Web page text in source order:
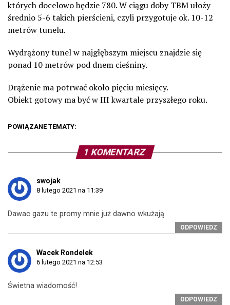
których docelowo będzie 780. W ciągu doby TBM ułoży
średnio 5-6 takich pierścieni, czyli przygotuje ok. 10-12
metrów tunelu.
Wydrążony tunel w najgłębszym miejscu znajdzie się
ponad 10 metrów pod dnem cieśniny.
Drążenie ma potrwać około pięciu miesięcy.
Obiekt gotowy ma być w III kwartale przyszłego roku.
POWIĄZANE TEMATY:
1 KOMENTARZ
swojak
8 lutego 2021 na 11:39
Dawac gazu te promy mnie już dawno wkużają
ODPOWIEDZ
Wacek Rondelek
6 lutego 2021 na 12:53
Świetna wiadomość!
ODPOWIEDZ